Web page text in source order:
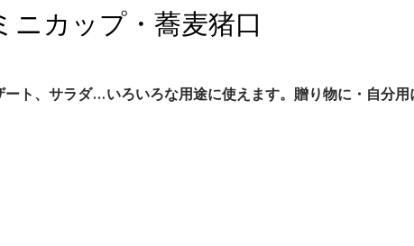
ニカップ・蕎麦猪口
ト、サラダ…いろいろな用途に使えます。贈り物に・自分用